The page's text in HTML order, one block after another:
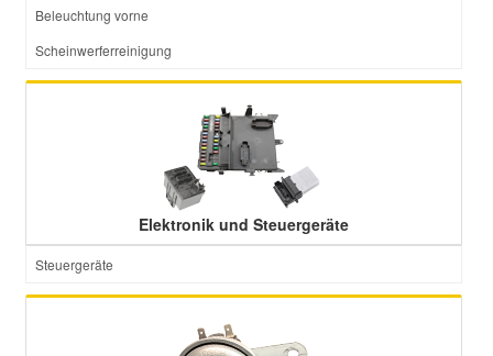
Beleuchtung vorne
Scheinwerferreinigung
Elektronik und Steuergeräte
Steuergeräte